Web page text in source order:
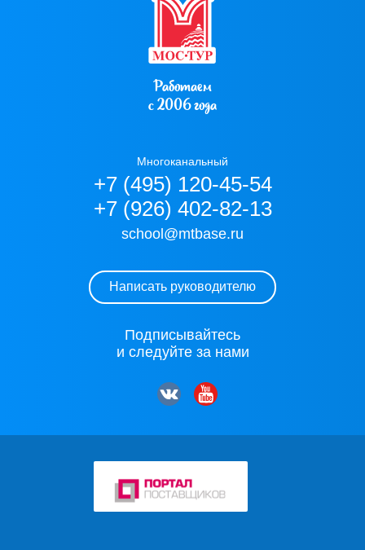
Работаем
с 2006 года
Многоканальный
+7 (495) 120-45-54
+7 (926) 402-82-13
school@mtbase.ru
Написать руководителю
Подписывайтесь
и следуйте за нами